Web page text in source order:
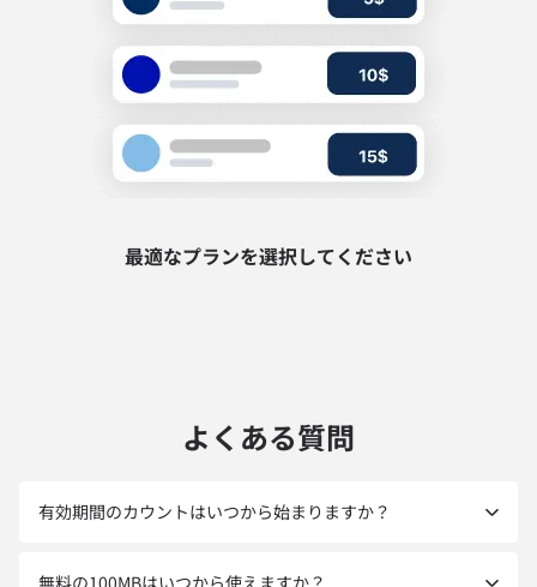
最適なプランを選択してください
よくある質問
有効期間のカウントはいつから始まりますか？
無料の100MBはいつから使えますか？